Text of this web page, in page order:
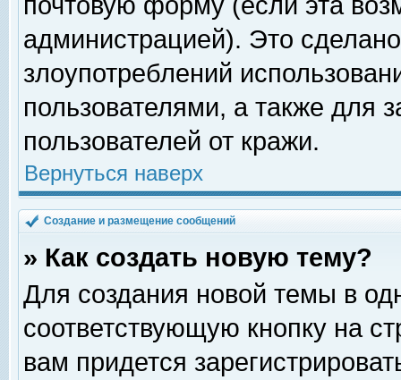
администрацией). Это
злоупотреблений
пользователями, а также для
пользователей от кражи.
Вернуться наверх
Создание и размещение сообщений
» Как создать новую тему?
Для создания новой темы в
соответствующую кнопку на
вам придется